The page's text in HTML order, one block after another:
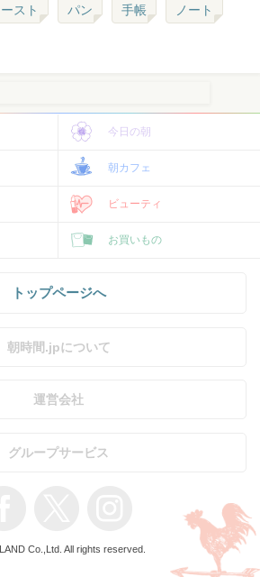
ースト パン 手帳 ノート
今日の朝
朝カフェ
ビューティ
お買いもの
トップページへ
朝時間.jpについて
運営会社
グループサービス
Co.,Ltd. All rights reserved.